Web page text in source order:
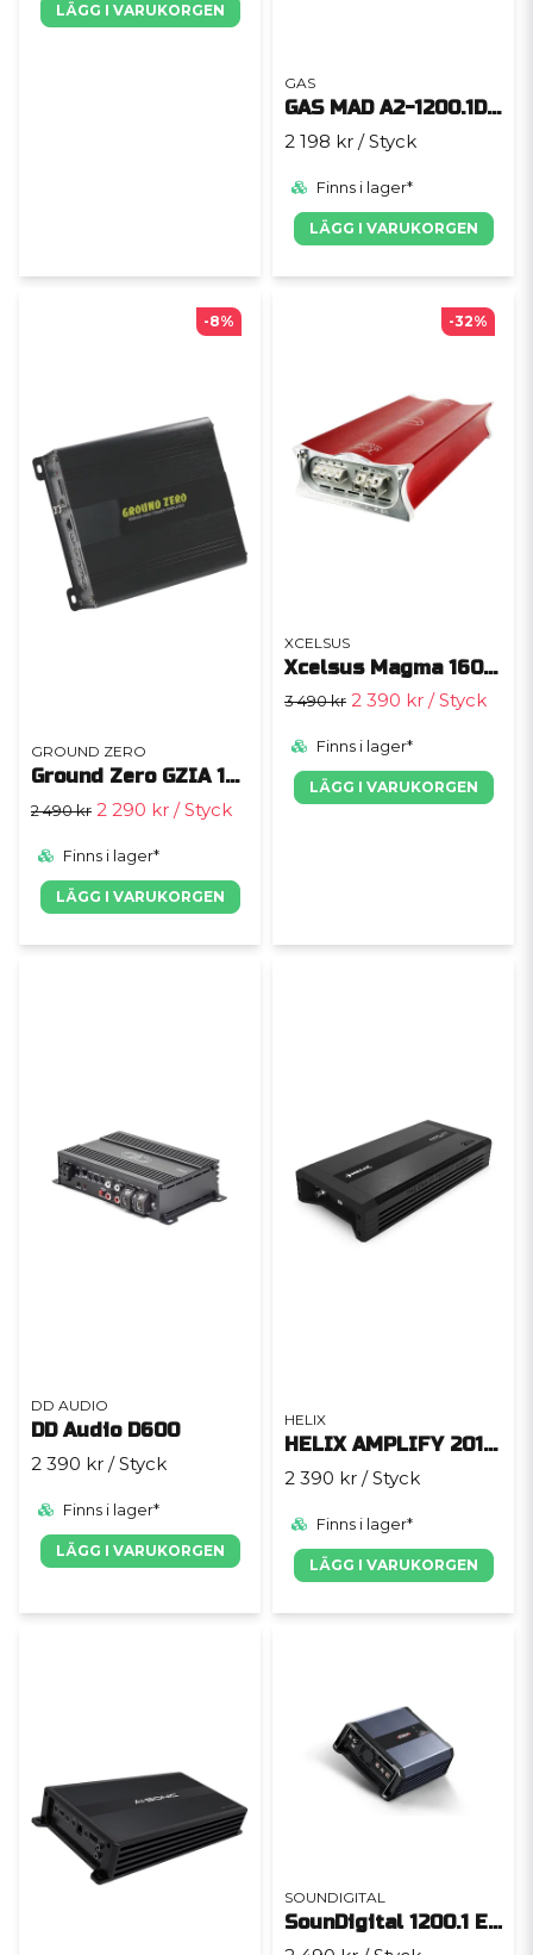
LÄGG I VARUKORGEN
GAS
GAS MAD A2-1200.1DFL
2 198 kr / Styck
Finns i lager*
LÄGG I VARUKORGEN
GROUND ZERO
Ground Zero GZIA 1000.1
2 490 kr 2 290 kr / Styck
Finns i lager*
LÄGG I VARUKORGEN
-8%
XCELSUS
Xcelsus Magma 1600.1
3 490 kr 2 390 kr / Styck
Finns i lager*
LÄGG I VARUKORGEN
-32%
DD AUDIO
DD Audio D600
2 390 kr / Styck
Finns i lager*
LÄGG I VARUKORGEN
HELIX
HELIX AMPLIFY 201 DIRECT
2 390 kr / Styck
Finns i lager*
LÄGG I VARUKORGEN
SOUNDIGITAL
SounDigital 1200.1 EVO 5 - 1 Ohm